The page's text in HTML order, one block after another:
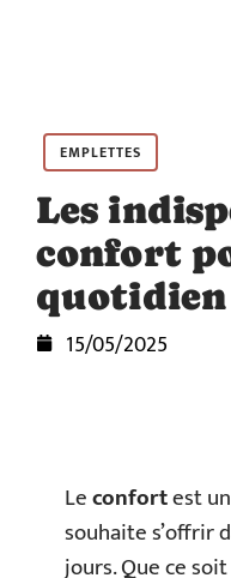
EMPLETTES
Les
confort
quotidien
15/05/2025
Leconfortest
souhaite s’offrir
jours. Que ce